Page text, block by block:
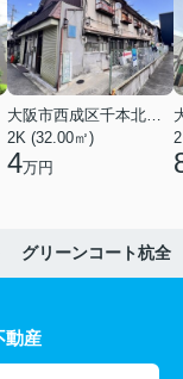
大阪市西成区千本北２丁目
2K (32.00㎡)
4万円
グリーンコート杭全
動産